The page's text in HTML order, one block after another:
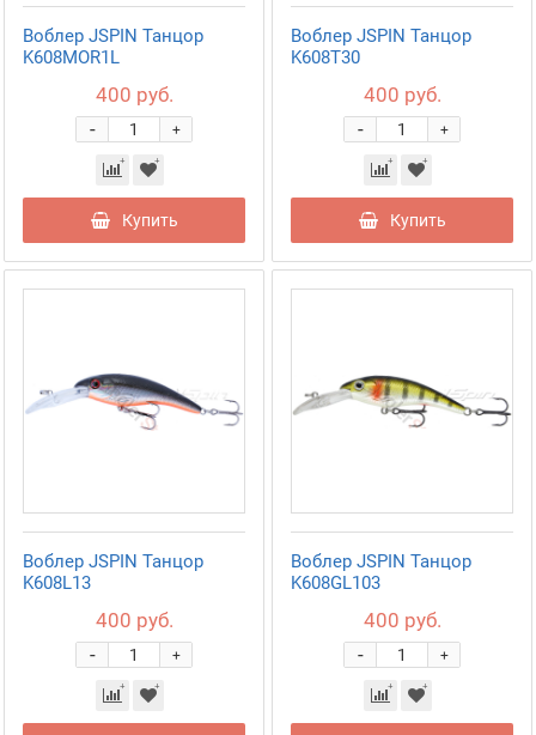
Воблер JSPIN Танцор
K608MOR1L
400 руб.
+
-
Купить
Воблер JSPIN Танцор
K608T30
400 руб.
+
-
Купить
Воблер JSPIN Танцор
K608L13
400 руб.
+
-
Воблер JSPIN Танцор
K608GL103
400 руб.
+
-